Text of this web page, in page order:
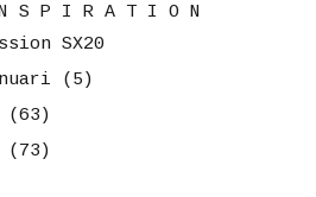
S P I R A T I O N
SX20
(5)
(63)
(73)